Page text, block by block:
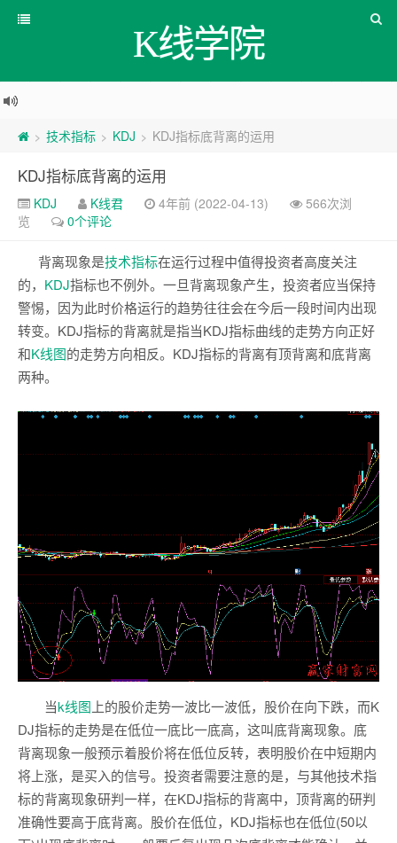
K线学院
> 技术指标 > KDJ > KDJ指标底背离的运用
KDJ指标底背离的运用
KDJ K线君 4年前 (2022-04-13)
566次浏
览
0个评论
背离现象是技术指标在运行过程中值得投资者高度关注
的， KDJ指标也不例外。一旦背离现象产生，投资者应当保持
警惕，因为此时价格运行的趋势往往会在今后一段时间内出现
转变。KDJ指标的背离就是指当KDJ指标曲线的走势方向正好
和K线图的走势方向相反。KDJ指标的背离有顶背离和底背离
两种。
当k线图 上的股价走势一波比一波低，股价在向下跌，而K
DJ指标的走势是在低位一底比一底高，这叫底背离现象。底
背离现象一般预示着股价将在低位反转，表明股价在中短期内
将上涨，是买入的信号。投资者需要注意的是，与其他技术指
标的背离现象研判一样，在KDJ指标的背离中，顶背离的研判
准确性要高于底背离。股价在低位，KDJ指标也在低位(50以